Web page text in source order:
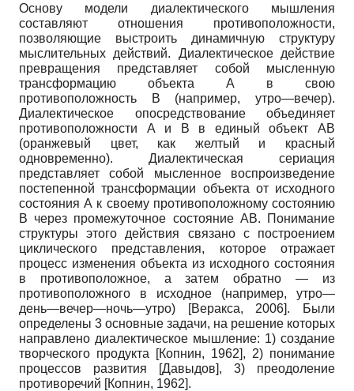
Основу модели диалектического мышления
составляют отношения противоположности,
позволяющие выстроить динамичную структуру
мыслительных действий. Диалектическое действие
превращения представляет собой мысленную
трансформацию объекта А в свою
противоположность В (например, утро—вечер).
Диалектическое опосредствование объединяет
противоположности А и В в единый объект АВ
(оранжевый цвет, как желтый и красный
одновременно). Диалектическая сериация
представляет собой мысленное воспроизведение
постепенной трансформации объекта от исходного
состояния А к своему противоположному состоянию
В через промежуточное состояние АВ. Понимание
структуры этого действия связано с построением
циклического представления, которое отражает
процесс изменения объекта из исходного состояния
в противоположное, а затем обратно — из
противоположного в исходное (например, утро—
день—вечер—ночь—утро)
[Веракса, 2006]. Были
определены 3 основные задачи, на решение которых
направлено диалектическое мышление: 1) создание
творческого продукта
[Копнин, 1962], 2) понимание
процессов развития
[Давыдов], 3) преодоление
противоречий [Копнин, 1962].